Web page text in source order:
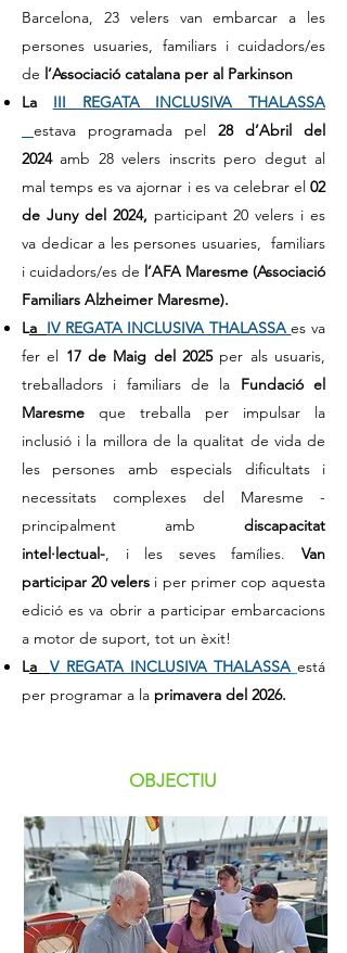
Barcelona, 23 velers van embarcar a les
persones usuaries, familiars i cuidadors/es
de l’Associació catalana per al Parkinson
La III REGATA INCLUSIVA THALASSA
estava programada pel 28 d’Abril del
2024amb 28 velers inscrits pero degut al
mal temps es va ajornar i es va celebrar el 02
de Juny del 2024,participant 20 velers i es
va dedicar a les persones usuaries, familiars
i cuidadors/es de l’AFA Maresme (Associació
Familiars Alzheimer Maresme).
La IV REGATA INCLUSIVA THALASSAes va
fer el 17 de Maig del 2025 per als usuaris,
treballadors i familiars de la Fundació el
Maresme que treballa per impulsar la
inclusió i la millora de la qualitat de vida de
les persones amb especials dificultats i
necessitats complexes del Maresme -
principalment amb discapacitat
intel·lectual-, i les seves famílies. Van
participar 20 velers i per primer cop aquesta
edició es va obrir a participar embarcacions
a motor de suport, tot un èxit!
La V REGATA INCLUSIVA THALASSA está
per programar a la primavera del 2026.
OBJECTIU